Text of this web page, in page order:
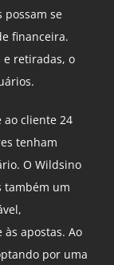
possam se
financeira.
e retiradas, o
ao cliente 24
tenham
O Wildsino
também um
apostas. Ao
por uma